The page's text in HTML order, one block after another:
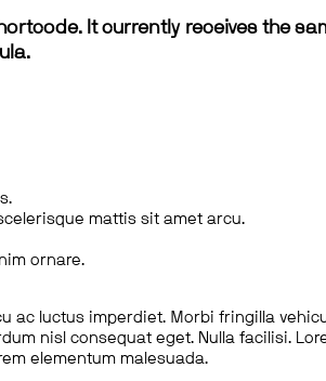
It currently receives the
mattis sit amet arcu.
ornare.
luctus imperdiet. Morbi fringilla
nisl consequat eget. Nulla facilisi.
elementum malesuada.